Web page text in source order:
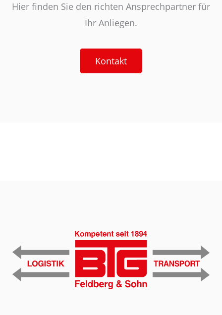
Hier finden Sie den richten Ansprechpartner für
Ihr Anliegen.
Kontakt